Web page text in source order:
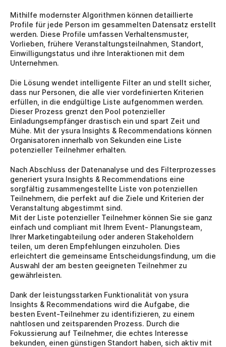
Mithilfe modernster Algorithmen können detaillierte
Profile für jede Person im gesammelten Datensatz erstellt
werden. Diese Profile umfassen Verhaltensmuster,
Vorlieben, frühere Veranstaltungsteilnahmen, Standort,
Einwilligungstatus und ihre Interaktionen mit dem
Unternehmen.
Die Lösung wendet intelligente Filter an und stellt sicher,
dass nur Personen, die alle vier vordefinierten Kriterien
erfüllen, in die endgültige Liste aufgenommen werden.
Dieser Prozess grenzt den Pool potenzieller
Einladungsempfänger drastisch ein und spart Zeit und
Mühe. Mit der ysura Insights & Recommendations können
Organisatoren innerhalb von Sekunden eine Liste
potenzieller Teilnehmer erhalten.
Nach Abschluss der Datenanalyse und des Filterprozesses
generiert ysura Insights & Recommendations eine
sorgfältig zusammengestellte Liste von potenziellen
Teilnehmern, die perfekt auf die Ziele und Kriterien der
Veranstaltung abgestimmt sind.
Mit der Liste potenzieller Teilnehmer können Sie sie ganz
einfach und compliant mit Ihrem Event- Planungsteam,
Ihrer Marketingabteilung oder anderen Stakeholdern
teilen, um deren Empfehlungen einzuholen. Dies
erleichtert die gemeinsame Entscheidungsfindung, um die
Auswahl der am besten geeigneten Teilnehmer zu
gewährleisten.
Dank der leistungsstarken Funktionalität von ysura
Insights & Recommendations wird die Aufgabe, die
besten Event-Teilnehmer zu identifizieren, zu einem
nahtlosen und zeitsparenden Prozess. Durch die
Fokussierung auf Teilnehmer, die echtes Interesse
bekunden, einen günstigen Standort haben, sich aktiv mit